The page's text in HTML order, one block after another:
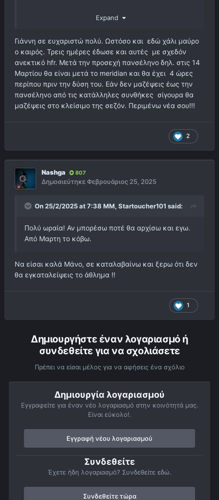
Expand
Γιάννη σε ευχαριστώ πολύ. Ωστόσο και εδώ χάλι μαύρο
ο καιρός. Τρεις ημέρες έδωσε και αυτές με σχεδόν
ανεκτικό hfr. Μετά την προσεχή πανσέληνο δηλ. στις 14
Μαρτίου θα είναι μετά το meridian και θα έχει 4 ώρες
περίπου πριν την δύση του. Εάν δεν μαζέψεις έως την
πανσέληνο από τις κατάλληλες συνθήκες σίγουρα θα
μαζέψεις στο κλείσιμο της σεζόν. Περιμένω νέα σου!!!
2
Nashga 807
ΔημοσιεύτηκεΦεβρουάριος 25, 2025
On 25/2/2025 at 7:38 ΜΜ, Startoucher101 said:
Πολύ ωραία! Αν μπορέσω ποτέ θα αρχίσω και εγω.
Από Μαρτη το κόβω.
Να είσαι καλά Μάνο, σε καταλαβαίνω και ξερω ότι δεν
θα εγκαταλείψεις το άθλημα !!
1
Δημιουργήστε έναν λογαριασμό ή
συνδεθείτε για να σχολιάσετε
Πρέπει να είσαι μέλος για να αφήσεις ένα σχόλιο
Δημιουργία λογαριασμού
Εγγραφείτε για έναν νέο λογαριασμό στην κοινότητά μας.
Είναι εύκολο!.
Εγγραφή νέου λογαριασμού
Συνδεθείτε
Έχετε ήδη λογαριασμό? Συνδεθείτε εδώ.
Συνδεθείτε τώρα